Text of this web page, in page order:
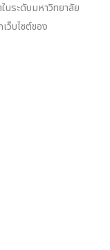
นระดับมหาวิทยาลัย
ว็บไซต์ของ